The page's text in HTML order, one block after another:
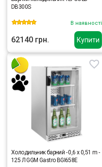
Купити
DB300S
В наявності
62140 грн.
Холодильник барний - 0,6 x 0,51 m -
125 Л GGM Gastro BGI658E